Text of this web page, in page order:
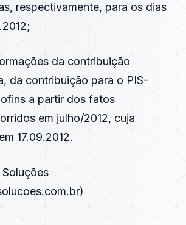
respectivamente, para os dias
da contribuição
da contribuição para o PIS-
a partir dos fatos
em julho/2012, cuja
17.09.2012.
Soluções
)